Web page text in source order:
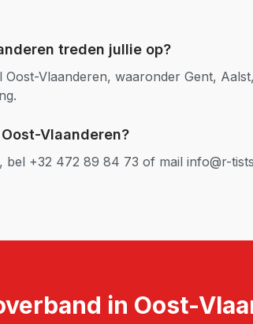
treden jullie op?
Oost-Vlaanderen, waaronder Gent,
Oost-Vlaanderen?
+32 472 89 84 73 of mail info@r-
in Oost-